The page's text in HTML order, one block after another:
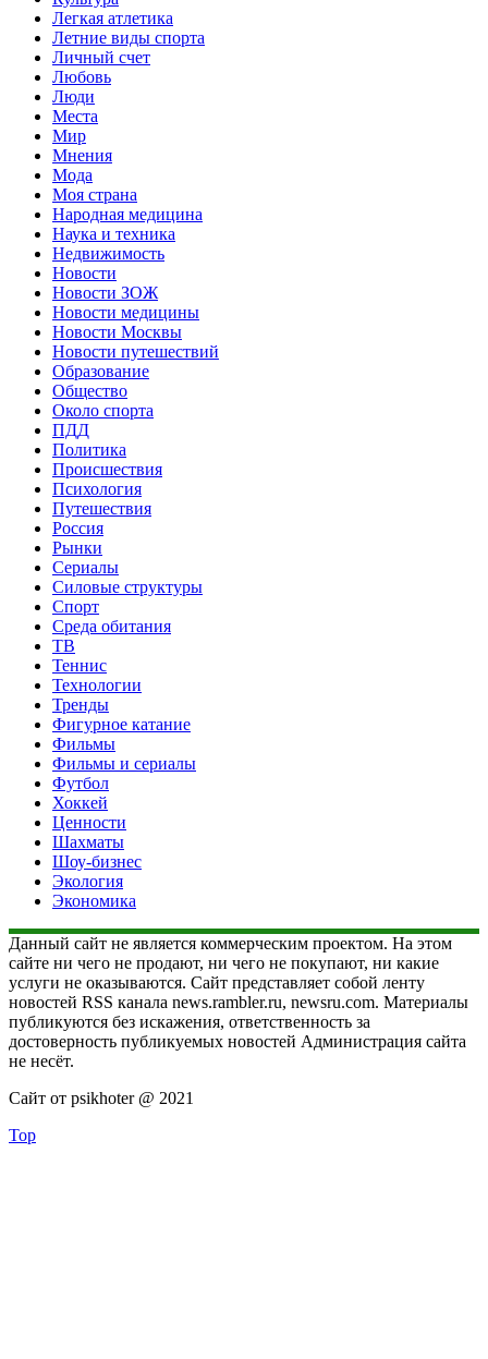
Легкая атлетика
Летние виды спорта
Личный счет
Любовь
Люди
Места
Мир
Мнения
Мода
Моя страна
Народная медицина
Наука и техника
Недвижимость
Новости
Новости ЗОЖ
Новости медицины
Новости Москвы
Новости путешествий
Образование
Общество
Около спорта
ПДД
Политика
Происшествия
Психология
Путешествия
Россия
Рынки
Сериалы
Силовые структуры
Спорт
Среда обитания
ТВ
Теннис
Технологии
Тренды
Фигурное катание
Фильмы
Фильмы и сериалы
Футбол
Хоккей
Ценности
Шахматы
Шоу-бизнес
Экология
Экономика
Данный сайт не является коммерческим проектом. На этом
сайте ни чего не продают, ни чего не покупают, ни какие
услуги не оказываются. Сайт представляет собой ленту
новостей RSS канала news.rambler.ru, newsru.com. Материалы
публикуются без искажения, ответственность за
достоверность публикуемых новостей Администрация сайта
не несёт.
Сайт от psikhoter @ 2021
Top